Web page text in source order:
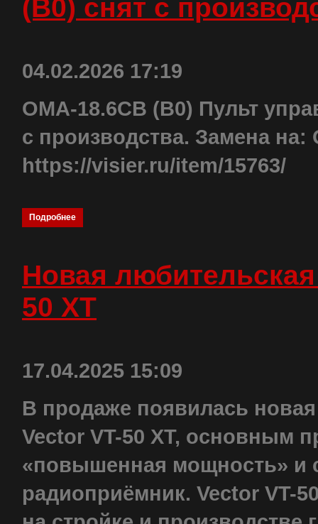
(B0) снят с
04.02.2026 17:19
OMA-18.6CB (B0) Пульт
с производства. Замена на:
https://visier.ru/item/15763/
Подробнее
Новая
50 XT
17.04.2025 15:09
В продаже появилась
Vector VT-50 XT, основным
«повышенная мощность» и
радиоприёмник. Vector VT-